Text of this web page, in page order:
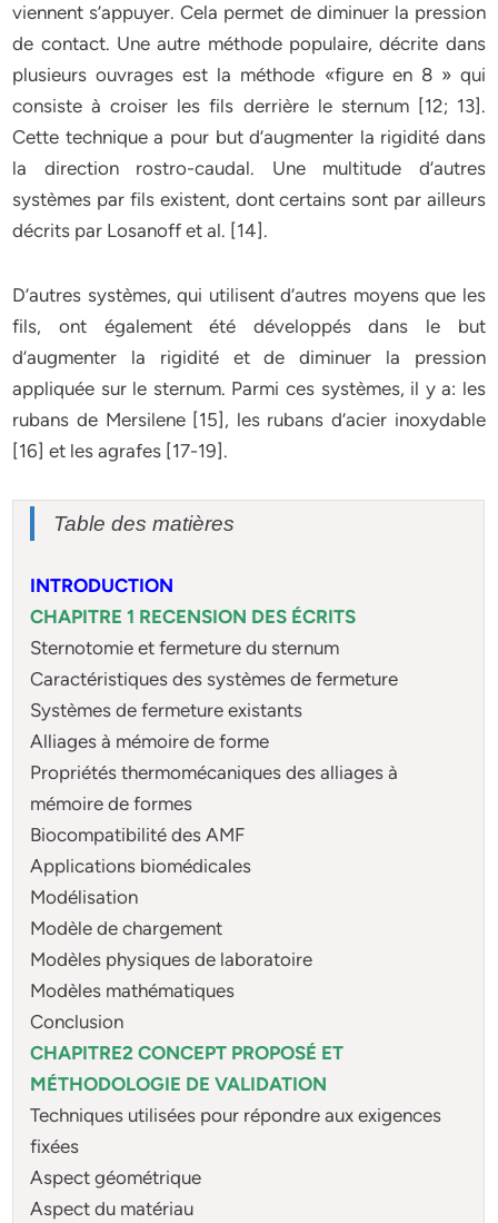
viennent s’appuyer. Cela permet de diminuer la pression
de contact. Une autre méthode populaire, décrite dans
plusieurs ouvrages est la méthode «figure en 8 » qui
consiste à croiser les fils derrière le sternum [12; 13].
Cette technique a pour but d’augmenter la rigidité dans
la direction rostro-caudal. Une multitude d’autres
systèmes par fils existent, dont certains sont par ailleurs
décrits par Losanoff et al. [14].
D’autres systèmes, qui utilisent d’autres moyens que les
fils, ont également été développés dans le but
d’augmenter la rigidité et de diminuer la pression
appliquée sur le sternum. Parmi ces systèmes, il y a: les
rubans de Mersilene [15], les rubans d’acier inoxydable
[16] et les agrafes [17-19].
Table des matières
INTRODUCTION
CHAPITRE 1 RECENSION DES ÉCRITS
Sternotomie et fermeture du sternum
Caractéristiques des systèmes de fermeture
Systèmes de fermeture existants
Alliages à mémoire de forme
Propriétés thermomécaniques des alliages à
mémoire de formes
Biocompatibilité des AMF
Applications biomédicales
Modélisation
Modèle de chargement
Modèles physiques de laboratoire
Modèles mathématiques
Conclusion
CHAPITRE2 CONCEPT PROPOSÉ ET
MÉTHODOLOGIE DE VALIDATION
Techniques utilisées pour répondre aux exigences
fixées
Aspect géométrique
Aspect du matériau